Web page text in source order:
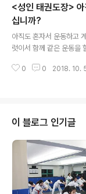
<성인 태권도장>
십니까?
아직도 혼자서 운동하고
럿이서 함께 같은 운동을
움을 줄 수 있고!서로 함께
0 0 2018. 10.
이 블로그 인기글